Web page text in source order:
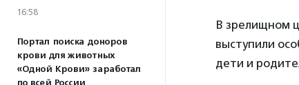
16:58
Портал поиска доноров
крови для животных
«Одной Крови» заработал
В зрелищном
выступили
дети и